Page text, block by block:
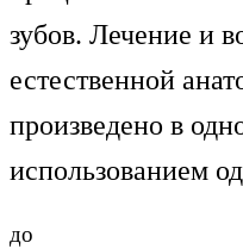
зубов. Лечение и
естественной
произведено в
использованием
до